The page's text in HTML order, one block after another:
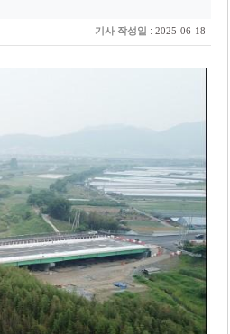
기사 작성일 : 2025-06-18